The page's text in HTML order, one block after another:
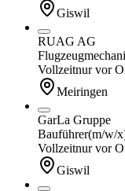
Giswil
RUAG AG
Vollzeitnur vor
Meiringen
GarLa Gruppe
Bauführer(m/w/
Vollzeitnur vor
Giswil